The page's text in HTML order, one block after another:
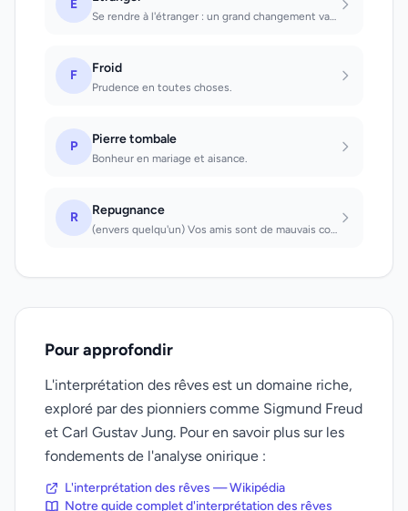
É
Se rendre à l'étranger : un grand changement va se produire. Se trouver à l'étra...
F Froid
Prudence en toutes choses.
P Pierre tombale
Bonheur en mariage et aisance.
R Repugnance
(envers quelqu'un) Vos amis sont de mauvais conseillers (envers soi même) Vous a...
Pour approfondir
L'interprétation des rêves est un domaine riche,
exploré par des pionniers comme Sigmund Freud
et Carl Gustav Jung. Pour en savoir plus sur les
fondements de l'analyse onirique :
L'interprétation des rêves — Wikipédia
Notre guide complet d'interprétation des rêves